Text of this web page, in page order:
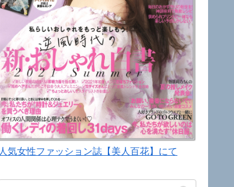
人気女性ファッション誌【美人百花】にて